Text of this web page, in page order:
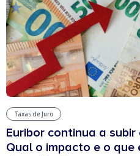
Taxas de Juro
Euribor continua a subir
Qual o impacto e o que